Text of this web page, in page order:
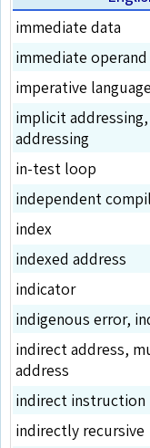
immediate data
immediate operand
imperative language
implicit
addressing
in-test loop
independent
index
indexed address
indicator
indigenous error,
indirect address,
address
indirect instruction
indirectly recursive